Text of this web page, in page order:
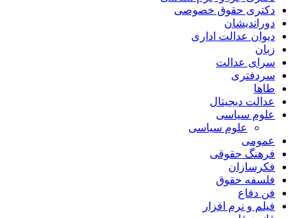
دکتری حقوق خصوصی
دوراندیشان
دیوان عدالت اداری
زبان
سرای عدالت
سردفتری
طاها
عدالت دیجیتال
علوم سیاسی
علوم سیاسی
عمومی
فرهنگ حقوقی
فکرسازان
فلسفه حقوق
فن دفاع
فیلم و نرم افزار